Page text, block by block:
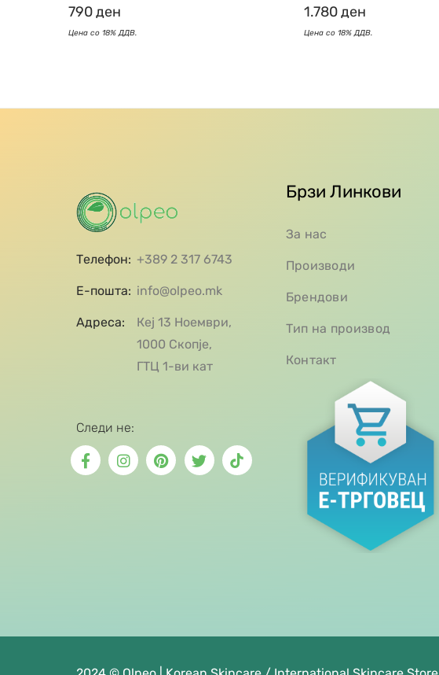
790ден 1.780ден
Телефон: +389 2 317 6743
Е-пошта: info@olpeo.mk
Адреса:
Кеј 13 Ноември,
1000 Скопје,
ГТЦ 1-ви кат
Следи не:
Брзи Линкови
За нас
Производи
Брендови
Тип на производ
Контакт